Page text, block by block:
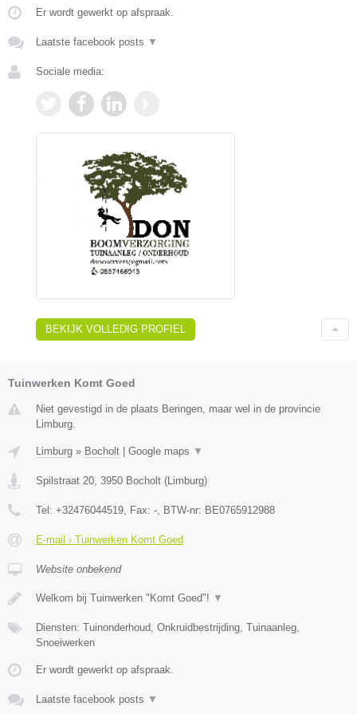
Er wordt gewerkt op afspraak.
Laatste facebook posts ▼
Sociale media:
BEKIJK VOLLEDIG PROFIEL
Tuinwerken Komt Goed
Niet gevestigd in de plaats Beringen, maar wel in de provincie
Limburg.
Limburg » Bocholt Google maps ▼
Spilstraat 20, 3950 Bocholt (Limburg)
Tel: +32476044519, Fax: -, BTW-nr: BE0765912988
E-mail › Tuinwerken Komt Goed
Website onbekend
Welkom bij Tuinwerken "Komt Goed"! ▼
Diensten: Tuinonderhoud, Onkruidbestrijding, Tuinaanleg,
Snoeiwerken
Er wordt gewerkt op afspraak.
Laatste facebook posts ▼